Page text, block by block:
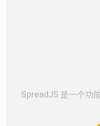
SpreadJS 是一个功